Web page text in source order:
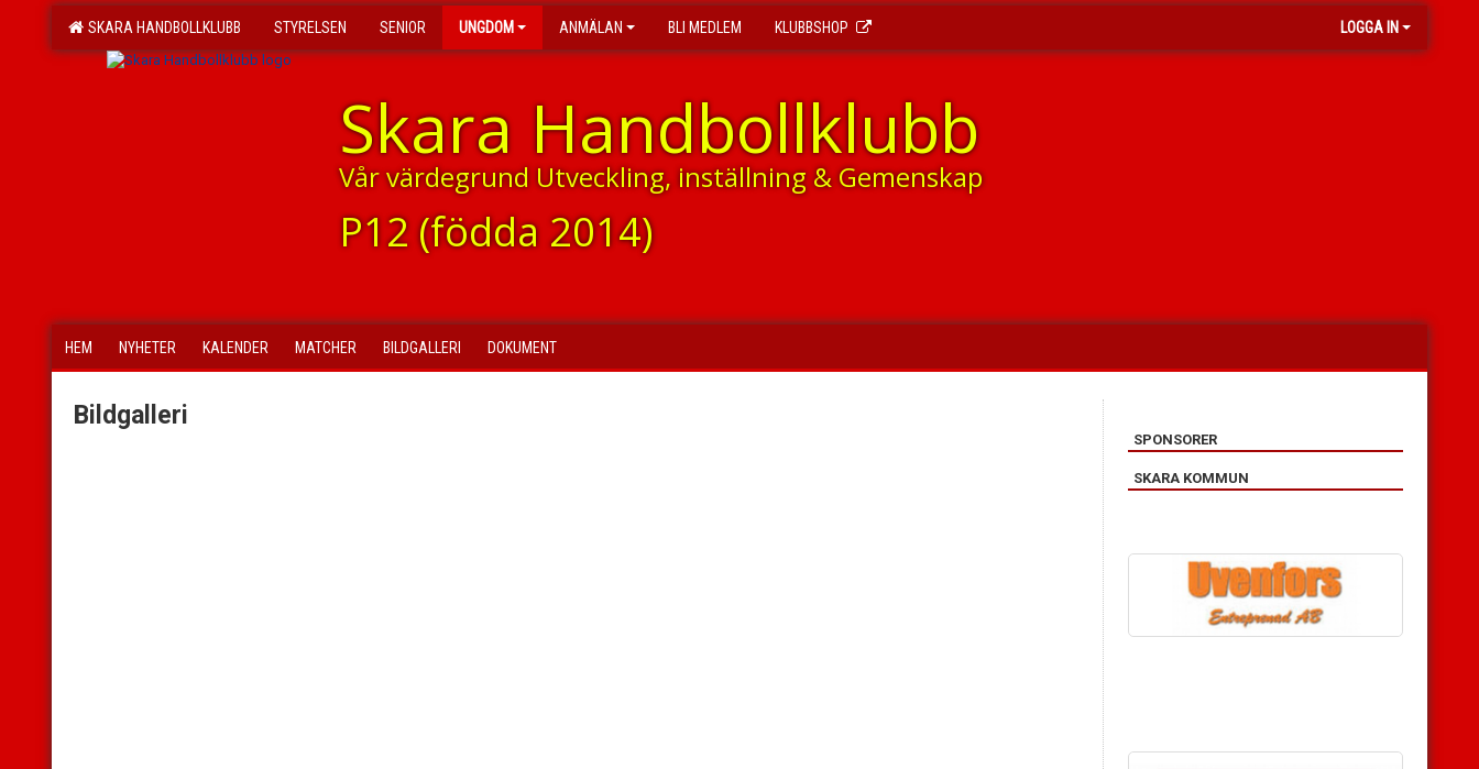
SKARA HANDBOLLKLUBB STYRELSEN SENIOR UNGDOM ANMÄLAN BLI MEDLEM KLUBBSHOP LOGGA IN
Skara Handbollklubb
Vår värdegrund Utveckling, inställning & Gemenskap
P12 (födda 2014)
HEM NYHETER KALENDER MATCHER BILDGALLERI DOKUMENT
Bildgalleri
SPONSORER
SKARA KOMMUN